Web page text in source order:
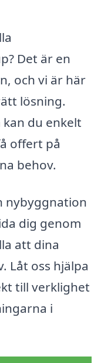
Det är en
och vi är här
lösning.
du enkelt
offert på
behov.
nybyggnation
dig genom
att dina
Låt oss hjälpa
till verklighet
i